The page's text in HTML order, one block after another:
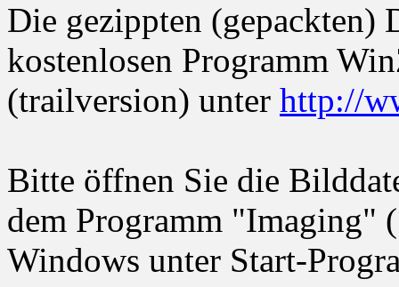
Die gezippten (gepackten)
kostenlosen Programm
(trailversion) unter http://
Bitte öffnen Sie die
dem Programm "Imaging"
Windows unter Start-